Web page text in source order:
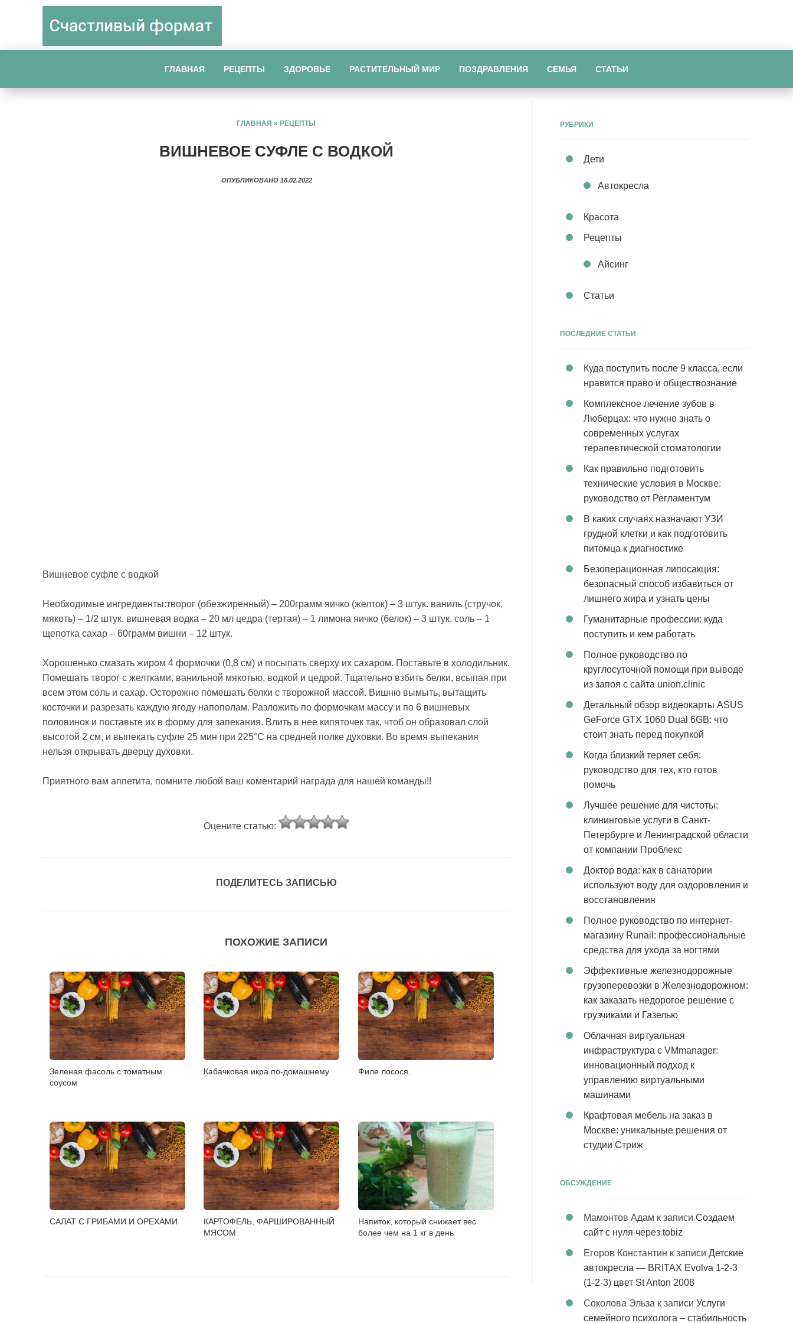
ГЛАВНАЯ РЕЦЕПТЫ ЗДОРОВЬЕ РАСТИТЕЛЬНЫЙ МИР ПОЗДРАВЛЕНИЯ СЕМЬЯ СТАТЬИ
ГЛАВНАЯ » РЕЦЕПТЫ
ВИШНЕВОЕ СУФЛЕ С ВОДКОЙ
ОПУБЛИКОВАНО 18.02.2022
Вишневое суфле с водкой
Необходимые ингредиенты:творог (обезжиренный) – 200грамм яичко (желток) – 3 штук. ваниль (стручок,
мякоть) – 1/2 штук. вишневая водка – 20 мл цедра (тертая) – 1 лимона яичко (белок) – 3 штук. соль – 1
щепотка сахар – 60грамм вишни – 12 штук.
Хорошенько смазать жиром 4 формочки (0,8 см) и посыпать сверху их сахаром. Поставьте в холодильник.
Помешать творог с желтками, ванильной мякотью, водкой и цедрой. Тщательно взбить белки, всыпая при
всем этом соль и сахар. Осторожно помешать белки с творожной массой. Вишню вымыть, вытащить
косточки и разрезать каждую ягоду напополам. Разложить по формочкам массу и по 6 вишневых
половинок и поставьте их в форму для запекания. Влить в нее кипяточек так, чтоб он образовал слой
высотой 2 см, и выпекать суфле 25 мин при 225°С на средней полке духовки. Во время выпекания
нельзя открывать дверцу духовки.
Приятного вам аппетита, помните любой ваш коментарий награда для нашей команды!!
Оцените статью:
ПОДЕЛИТЕСЬ ЗАПИСЬЮ
ПОХОЖИЕ ЗАПИСИ
Зеленая фасоль с томатным
соусом
Кабачковая икра по-домашнему Филе лосося.
САЛАТ С ГРИБАМИ И ОРЕХАМИ
КАРТОФЕЛЬ, ФАРШИРОВАННЫЙ
МЯСОМ
Напиток, который снижает вес
более чем на 1 кг в день
РУБРИКИ
Дети
Автокресла
Красота
Рецепты
Айсинг
Статьи
ПОСЛЕДНИЕ СТАТЬИ
Куда поступить после 9 класса, если
нравится право и обществознание
Комплексное лечение зубов в
Люберцах: что нужно знать о
современных услугах
терапевтической стоматологии
Как правильно подготовить
технические условия в Москве:
руководство от Регламентум
В каких случаях назначают УЗИ
грудной клетки и как подготовить
питомца к диагностике
Безоперационная липосакция:
безопасный способ избавиться от
лишнего жира и узнать цены
Гуманитарные профессии: куда
поступить и кем работать
Полное руководство по
круглосуточной помощи при выводе
из запоя с сайта union.clinic
Детальный обзор видеокарты ASUS
GeForce GTX 1060 Dual 6GB: что
стоит знать перед покупкой
Когда близкий теряет себя:
руководство для тех, кто готов
помочь
Лучшее решение для чистоты:
клининговые услуги в Санкт-
Петербурге и Ленинградской области
от компании Проблекс
Доктор вода: как в санатории
используют воду для оздоровления и
восстановления
Полное руководство по интернет-
магазину Runail: профессиональные
средства для ухода за ногтями
Эффективные железнодорожные
грузоперевозки в Железнодорожном:
как заказать недорогое решение с
грузчиками и Газелью
Облачная виртуальная
инфраструктура с VMmanager:
инновационный подход к
управлению виртуальными
машинами
Крафтовая мебель на заказ в
Москве: уникальные решения от
студии Стриж
ОБСУЖДЕНИЕ
Мамонтов Адам к записи Создаем
сайт с нуля через tobiz
Егоров Константин к записи Детские
автокресла — BRITAX Evolva 1-2-3
(1-2-3) цвет St Anton 2008
Соколова Эльза к записи Услуги
семейного психолога – стабильность